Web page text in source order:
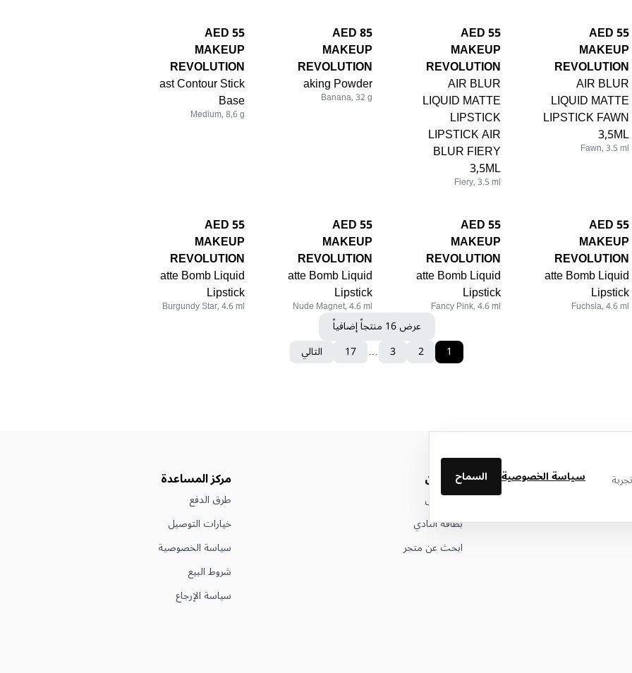
55 AED
MAKEUP
REVOLUTION
AIR BLUR
LIQUID MATTE
LIPSTICK FAWN
3,5ML
Fawn, 3.5 ml
55 AED
MAKEUP
REVOLUTION
AIR BLUR
LIQUID MATTE
LIPSTICK
LIPSTICK AIR
BLUR FIERY
3,5ML
Fiery, 3.5 ml
85 AED
MAKEUP
REVOLUTION
aking Powder
Banana, 32 g
55 AED
MAKEUP
REVOLUTION
ast Contour Stick
Base
Medium, 8,6 g
55 AED
MAKEUP
REVOLUTION
atte Bomb Liquid
Lipstick
Fuchsia, 4.6 ml
55 AED
MAKEUP
REVOLUTION
atte Bomb Liquid
Lipstick
Fancy Pink, 4.6 ml
55 AED
MAKEUP
REVOLUTION
atte Bomb Liquid
Lipstick
Nude Magnet, 4.6 ml
55 AED
MAKEUP
REVOLUTION
atte Bomb Liquid
Lipstick
Burgundy Star, 4.6 ml
عرض 16 منتجاً إضافياً
1
2
3
…
17 التالي
سياسة الخصوصية السماحمن نحن
عن ليتوال
بطاقة النادي
ابحث عن متجر
مركز المساعدة
طرق الدفع
خيارات التوصيل
سياسة الخصوصية
شروط البيع
سياسة الإرجاع